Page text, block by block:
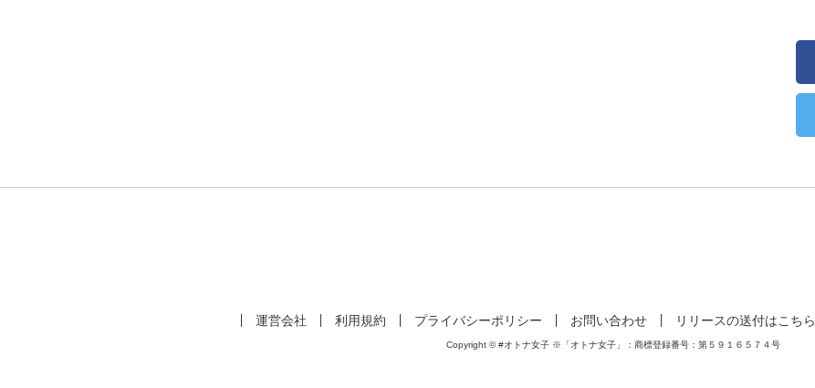
運営会社 利用規約 プライバシーポリシー お問い合わせ リリースの送付はこちら
Copyright © #オトナ女子 ※「オトナ女子」：商標登録番号：第５９１６５７４号